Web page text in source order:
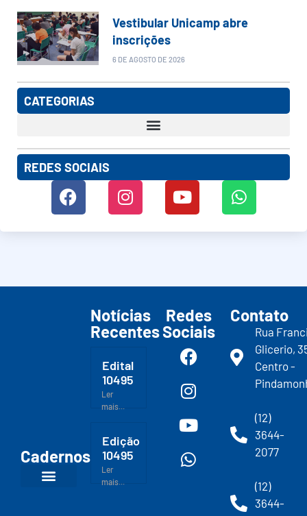
Vestibular Unicamp abre
inscrições
6 DE AGOSTO DE 2026
CATEGORIAS
REDES SOCIAIS
Cadernos
Notícias
Recentes
Edital
10495
Ler
mais...
Edição
10495
Ler
mais...
Redes
Sociais
Contato
Rua
Glicerio,
Centro -
(12)
3644-
2077
(12)
3644-